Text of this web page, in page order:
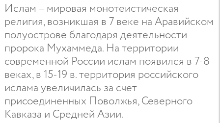
Ислам – мировая монотеистическая
религия, возникшая в 7 веке на Аравийском
полуострове благодаря деятельности
пророка Мухаммеда. На территории
современной России ислам появился в 7-8
веках, в 15-19 в. территория российского
ислама увеличилась за счет
присоединенных Поволжья, Северного
Кавказа и Средней Азии.